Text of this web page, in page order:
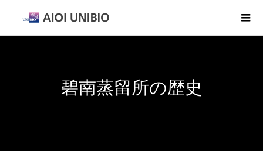
碧南蒸留所の歴史